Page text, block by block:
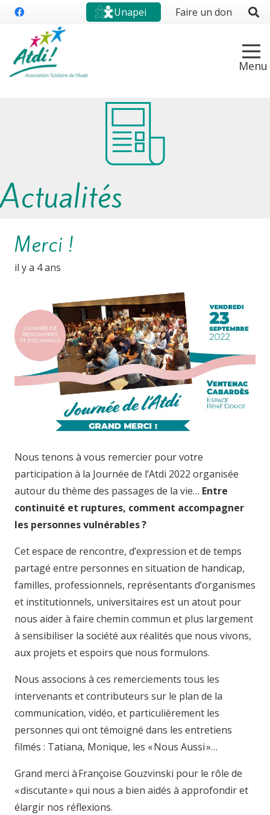
Unapei Faire un don
Actualités
Merci !
il y a 4 ans
Nous tenons à vous remercier pour votre
participation à la Journée de l’Atdi 2022 organisée
autour du thème des passages de la vie… Entre
continuité et ruptures, comment accompagner
les personnes vulnérables ?
Cet espace de rencontre, d’expression et de temps
partagé entre personnes en situation de handicap,
familles, professionnels, représentants d’organismes
et institutionnels, universitaires est un atout pour
nous aider à faire chemin commun et plus largement
à sensibiliser la société aux réalités que nous vivons,
aux projets et espoirs que nous formulons.
Nous associons à ces remerciements tous les
intervenants et contributeurs sur le plan de la
communication, vidéo, et particulièrement les
personnes qui ont témoigné dans les entretiens
filmés : Tatiana, Monique, les « Nous Aussi »…
Grand merci à Françoise Gouzvinski pour le rôle de
« discutante » qui nous a bien aidés à approfondir et
élargir nos réflexions.